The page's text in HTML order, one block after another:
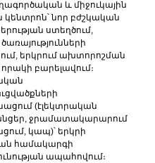
և միջուկային
կենտրոն՝ նոր բժշկական
ստեղծում,
երկրում ախտորոշման
բարելավում։
(էլեկտրական
ջրամատակարարում
կապ)՝ երկրի
համակարգի
ապահովում։